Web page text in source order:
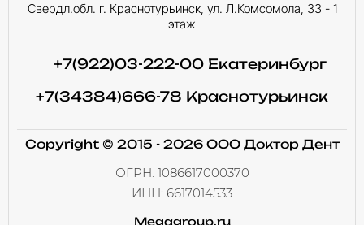
Свердл.обл. г. Краснотурьинск, ул. Л.Комсомола, 33 - 1
этаж
+7(922)03-222-00 Екатеринбург
+7(34384)666-78 Краснотурьинск
Copyright © 2015 - 2026 ООО Доктор Дент
ОГРН: 1086617000370
ИНН: 6617014533
Megagroup.ru